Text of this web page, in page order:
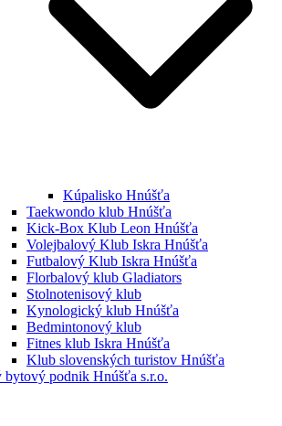
Kúpalisko Hnúšťa
Taekwondo klub Hnúšťa
Kick-Box Klub Leon Hnúšťa
Volejbalový Klub Iskra Hnúšťa
Futbalový Klub Iskra Hnúšťa
Florbalový klub Gladiators
Stolnotenisový klub
Kynologický klub Hnúšťa
Bedmintonový klub
Fitnes klub Iskra Hnúšťa
Klub slovenských turistov Hnúšťa
bytový podnik Hnúšťa s.r.o.